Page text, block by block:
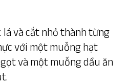
lá và cắt nhỏ thành từng
với một muỗng hạt
và một muỗng dầu ăn